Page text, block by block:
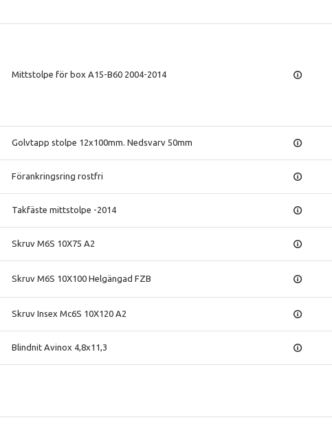
Mittstolpe för box A15-B60 2004-2014
Golvtapp stolpe 12x100mm. Nedsvarv 50mm
Förankringsring rostfri
Takfäste mittstolpe -2014
Skruv M6S 10X75 A2
Skruv M6S 10X100 Helgängad FZB
Skruv Insex Mc6S 10X120 A2
Blindnit Avinox 4,8x11,3